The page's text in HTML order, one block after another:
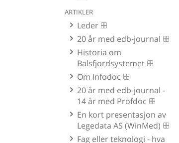
ARTIKLER
Leder
20 år med edb-journal
Historia om
Balsfjordsystemet
Om Infodoc
20 år med edb-journal -
14 år med Profdoc
En kort presentasjon av
Legedata AS (WinMed)
Fag eller teknologi - hva